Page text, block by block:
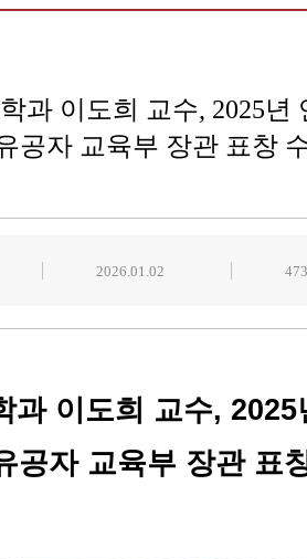
과 이도희 교수, 2025년
공자 교육부 장관 표창
2026.01.02 473
과 이도희 교수,
공자 교육부 장관 표